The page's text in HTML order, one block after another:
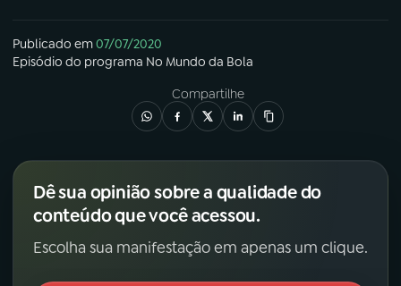
Publicado em07/07/2020
Episódio do programa No Mundo da Bola
Compartilhe
Dê sua opinião sobre a qualidade do
conteúdo que você acessou.
Escolha sua manifestação em apenas um clique.